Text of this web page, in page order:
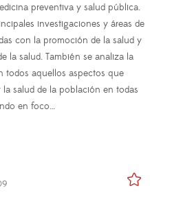
preventiva y salud pública.
investigaciones y áreas de
con la promoción de la salud y
la salud. También se analiza la
todos aquellos aspectos que
salud de la población en todas
en foco…